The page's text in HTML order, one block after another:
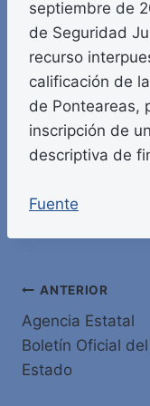
septiembre de
de Seguridad
recurso
calificación de
de Ponteareas,
inscripción de
descriptiva de
Fuente
Navegación
de
entradas
ANTERIOR
Agencia Estatal
Boletín Oficial del
Estado